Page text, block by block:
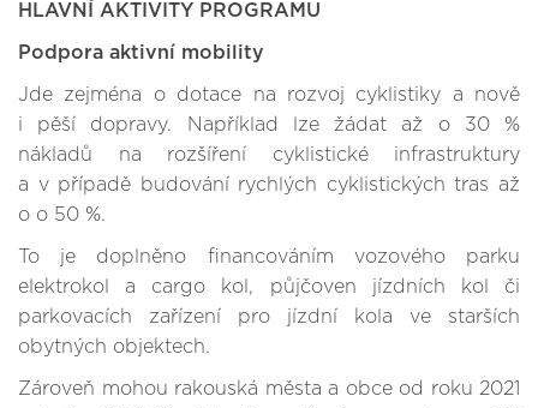
HLAVNÍ AKTIVITY PROGRAMU
Podpora aktivní mobility
Jde zejména o dotace na rozvoj cyklistiky a nově
i pěší dopravy. Například lze žádat až o 30 %
nákladů na rozšíření cyklistické infrastruktury
a v případě budování rychlých cyklistických tras až
o o 50 %.
To je doplněno financováním vozového parku
elektrokol a cargo kol, půjčoven jízdních kol či
parkovacích zařízení pro jízdní kola ve starších
obytných objektech.
Zároveň mohou rakouská města a obce od roku 2021